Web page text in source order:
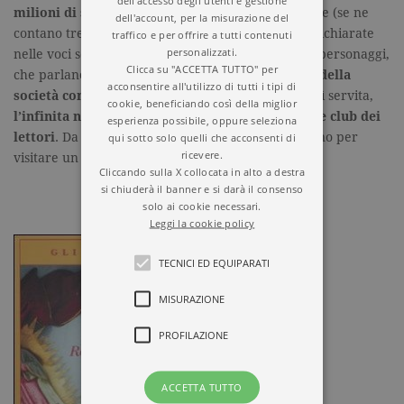
milioni di storie, nascoste tra le innumerevoli note (se ne
contano trecentottantotto, alcune lunghissime) e dichiarate
nelle voci sovrapposte dei colorati (e drammatici) personaggi,
che parlano
il linguaggio asincrono e dissociato della
società contemporanea
. E se l’urban legend è così servita,
l’infinita narrazione prosegue in loop su forum e club dei
lettori. Da frequentare assolutamente, quantomeno per
visitare un universo parallelo.
2666 diRoberto Bolaño
dell'account, per la misurazione del
traffico e per offrire a tutti contenuti
personalizzati.
Clicca su "ACCETTA TUTTO" per
acconsentire all'utilizzo di tutti i tipi di
cookie, beneficiando così della miglior
esperienza possibile, oppure seleziona
qui sotto solo quelli che acconsenti di
ricevere.
Cliccando sulla X collocata in alto a destra
si chiuderà il banner e si darà il consenso
solo ai cookie necessari.
Leggi la cookie policy
TECNICI ED EQUIPARATI
MISURAZIONE
PROFILAZIONE
ACCETTA TUTTO